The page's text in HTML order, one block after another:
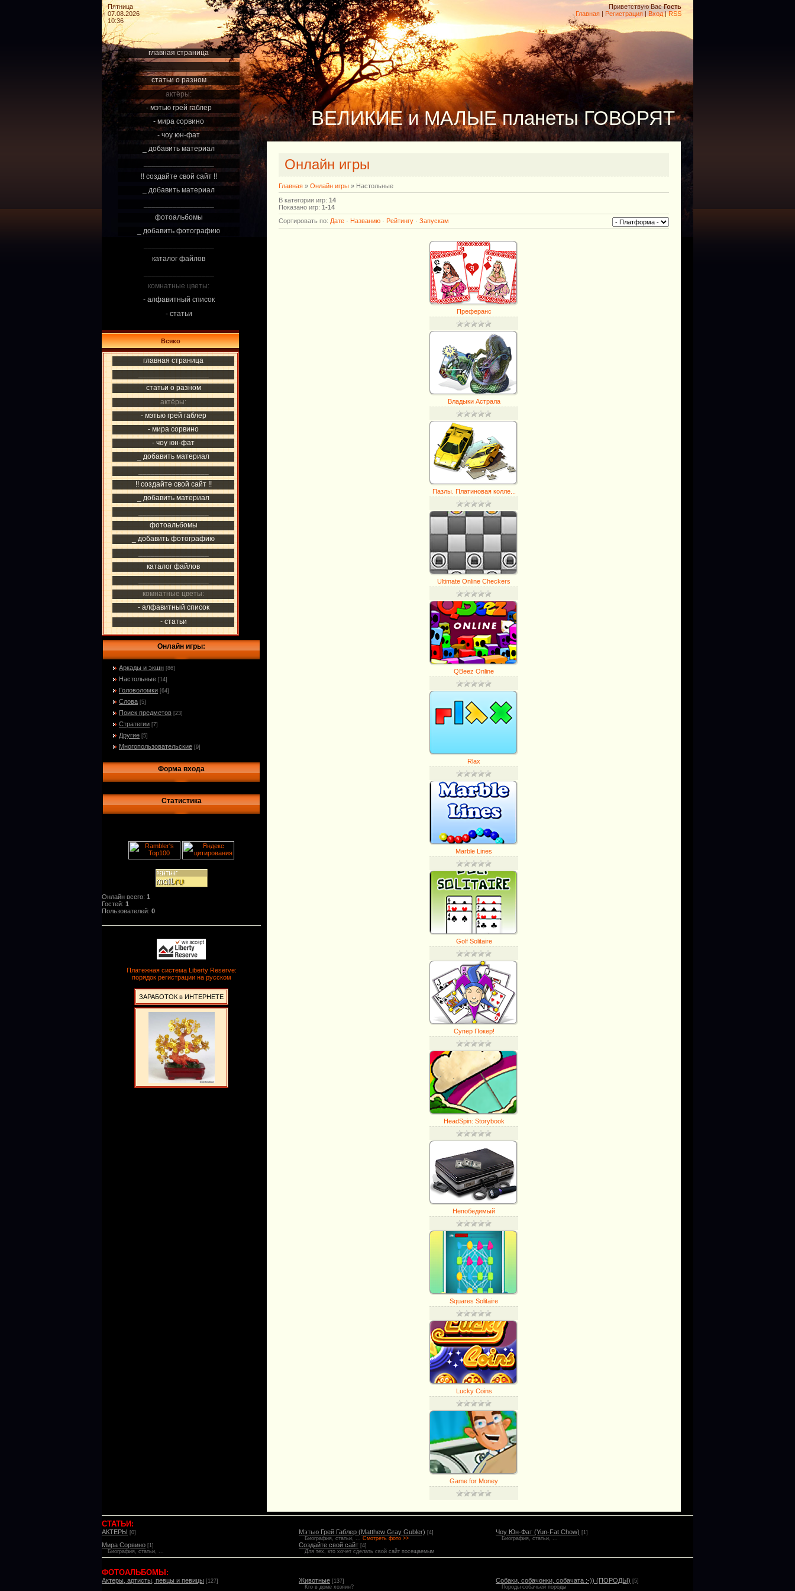
Пятница
07.08.2026
10:36
Приветствую Вас Гость
Главная | Регистрация | Вход|RSS
главная страница
_________________
статьи о разном
актёры:
- мэтью грей габлер
- мира сорвино
- чоу юн-фат
_ добавить материал
!! создайте свой сайт !!
_ добавить материал
фотоальбомы
_ добавить фотографию
каталог файлов
комнатные цветы:
- алфавитный список
- статьи
Всяко
главная страница
статьи о разном
актёры:
- мэтью грей габлер
- мира сорвино
- чоу юн-фат
_ добавить материал
!! создайте свой сайт !!
_ добавить материал
фотоальбомы
_ добавить фотографию
каталог файлов
комнатные цветы:
- алфавитный список
- статьи
Онлайн игры:
Аркады и экшн [86]
Настольные [14]
Головоломки [64]
Слова [5]
Поиск предметов [23]
Стратегии [7]
Другие [5]
Многопользовательские [9]
Форма входа
Статистика
Онлайн всего: 1
Гостей: 1
Пользователей: 0
Платежная система Liberty Reserve:
порядок регистрации на русском
ЗАРАБОТОК в ИНТЕРНЕТЕ
ВЕЛИКИЕ и МАЛЫЕ планеты ГОВОРЯТ
Онлайн игры
Главная » Онлайн игры » Настольные
В категории игр: 14
Показано игр: 1-14
Сортировать по: Дате · Названию · Рейтингу · Запускам
Преферанс
Владыки Астрала
Пазлы. Платиновая колле...
Ultimate Online Checkers
QBeez Online
Rlax
Marble Lines
Golf Solitaire
Супер Покер!
HeadSpin: Storybook
Непобедимый
Squares Solitaire
Lucky Coins
Game for Money
СТАТЬИ:
АКТЕРЫ [0] Мэтью Грей Габлер (Matthew Gray Gubler) [4]
Биография, статьи, ... Смотреть фото >>
Чоу Юн-Фат (Yun-Fat Chow) [1]
Биография, статьи, ...
Мира Сорвино [1]
Биография, статьи, ...
Создайте свой сайт [4]
Для тех, кто хочет сделать свой сайт посещаемым
ФОТОАЛЬБОМЫ:
Актеры, артисты, певцы и певицы [127] Животные [137]
Кто в доме хозяин?
Собаки, собачонки, собачата :-)) (ПОРОДЫ) [5]
Породы собачьей породы